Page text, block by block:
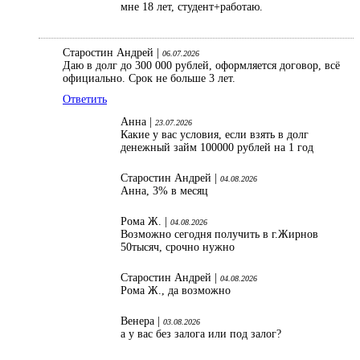
мне 18 лет, студент+работаю.
Старостин Андрей | 06.07.2026
Даю в долг до 300 000 рублей, оформляется договор, всё
официально. Срок не больше 3 лет.
Ответить
Анна |
23.07.2026
Какие у вас условия, если взять в долг
денежный займ 100000 рублей на 1 год
Старостин Андрей | 04.08.2026
Анна, 3% в месяц
Рома Ж. | 04.08.2026
Возможно сегодня получить в г.Жирнов
50тысяч, срочно нужно
Старостин Андрей | 04.08.2026
Рома Ж., да возможно
Венера | 03.08.2026
а у вас без залога или под залог?